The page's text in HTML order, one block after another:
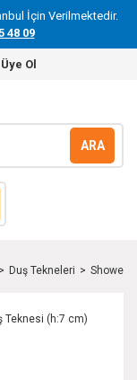
İçin Verilmektedir.
48 09
Üye Ol
ARA
Duş Tekneleri Shower